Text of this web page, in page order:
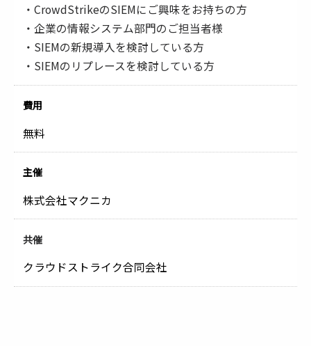
・CrowdStrikeのSIEMにご興味をお持ちの方
・企業の情報システム部門のご担当者様
・SIEMの新規導入を検討している方
・SIEMのリプレースを検討している方
費用
無料
主催
株式会社マクニカ
共催
クラウドストライク合同会社